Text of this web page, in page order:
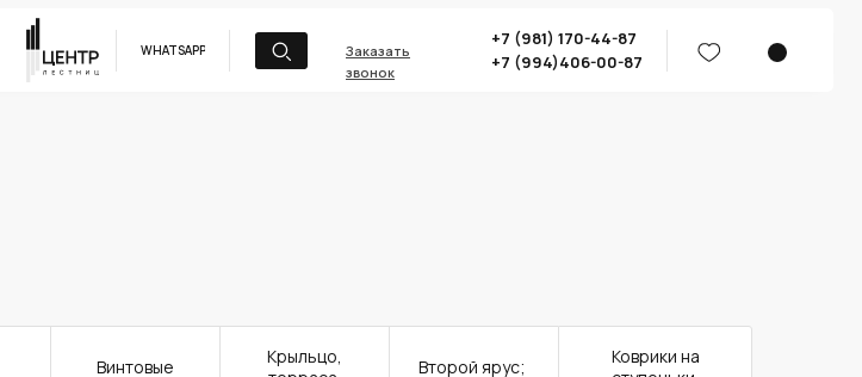
Заказать
звонок
WHATSAPP
+7 (981) 170-44-87
+7 (994)406-00-87
Винтовые
Крыльцо,
Второй ярус;
Коврики на